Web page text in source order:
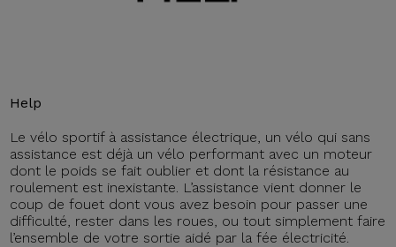
Help
Le vélo sportif à assistance électrique, un vélo qui sans
assistance est déjà un vélo performant avec un moteur
dont le poids se fait oublier et dont la résistance au
roulement est inexistante. L’assistance vient donner le
coup de fouet dont vous avez besoin pour passer une
difficulté, rester dans les roues, ou tout simplement faire
l’ensemble de votre sortie aidé par la fée électricité.